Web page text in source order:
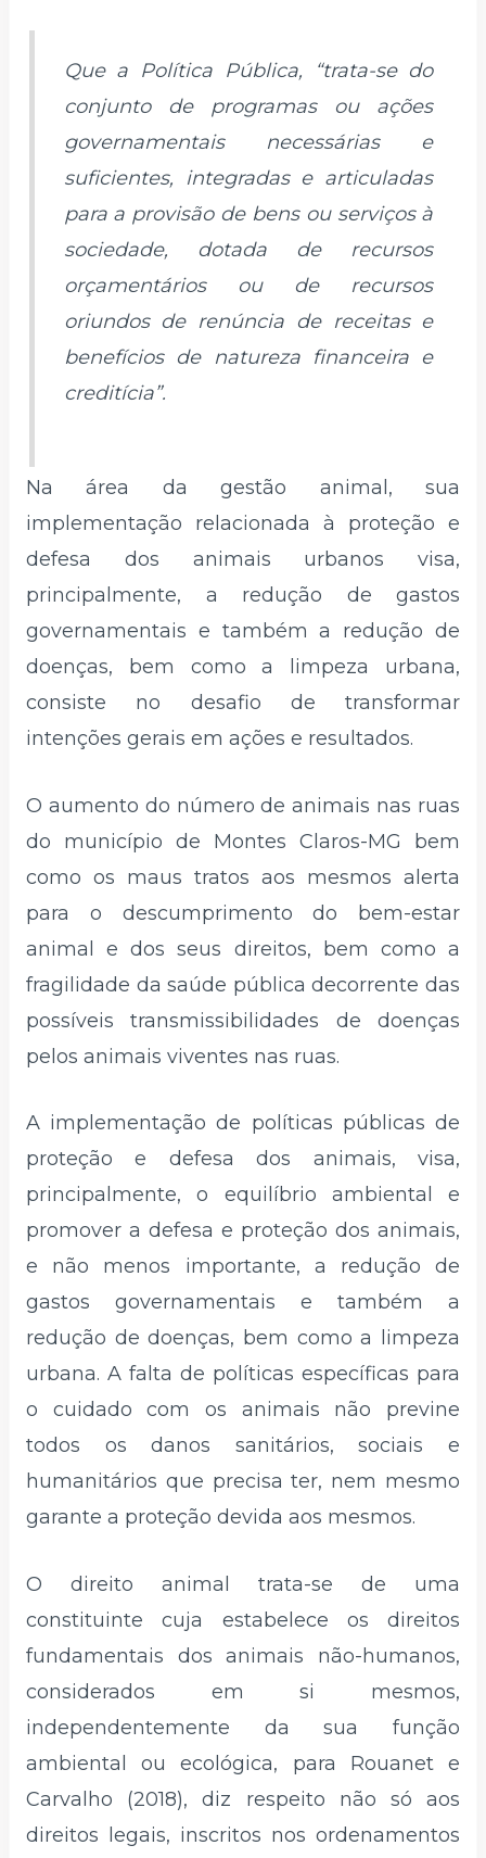
Que a Política Pública, “trata-se do
conjunto de programas ou ações
governamentais necessárias e
suficientes, integradas e articuladas
para a provisão de bens ou serviços à
sociedade, dotada de recursos
orçamentários ou de recursos
oriundos de renúncia de receitas e
benefícios de natureza financeira e
creditícia”.
Na área da gestão animal, sua
implementação relacionada à proteção e
defesa dos animais urbanos visa,
principalmente, a redução de gastos
governamentais e também a redução de
doenças, bem como a limpeza urbana,
consiste no desafio de transformar
intenções gerais em ações e resultados.
O aumento do número de animais nas ruas
do município de Montes Claros-MG bem
como os maus tratos aos mesmos alerta
para o descumprimento do bem-estar
animal e dos seus direitos, bem como a
fragilidade da saúde pública decorrente das
possíveis transmissibilidades de doenças
pelos animais viventes nas ruas.
A implementação de políticas públicas de
proteção e defesa dos animais, visa,
principalmente, o equilíbrio ambiental e
promover a defesa e proteção dos animais,
e não menos importante, a redução de
gastos governamentais e também a
redução de doenças, bem como a limpeza
urbana. A falta de políticas específicas para
o cuidado com os animais não previne
todos os danos sanitários, sociais e
humanitários que precisa ter, nem mesmo
garante a proteção devida aos mesmos.
O direito animal trata-se de uma
constituinte cuja estabelece os direitos
fundamentais dos animais não-humanos,
considerados em si mesmos,
independentemente da sua função
ambiental ou ecológica, para Rouanet e
Carvalho (2018), diz respeito não só aos
direitos legais, inscritos nos ordenamentos